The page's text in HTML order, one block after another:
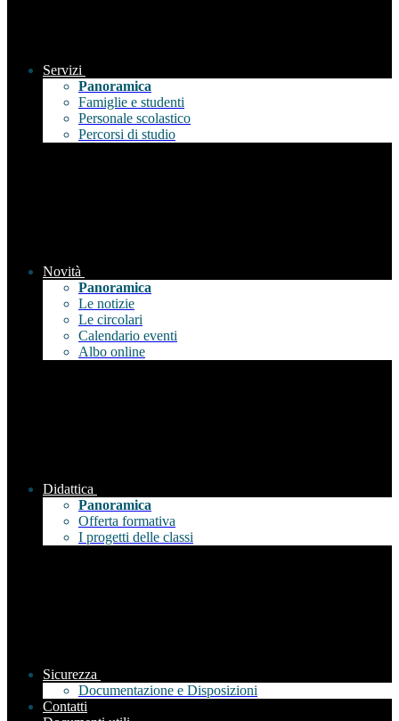
Servizi
Panoramica
Famiglie e studenti
Personale scolastico
Percorsi di studio
Novità
Panoramica
Le notizie
Le circolari
Calendario eventi
Albo online
Didattica
Panoramica
Offerta formativa
I progetti delle classi
Sicurezza
Documentazione e Disposizioni
Contatti